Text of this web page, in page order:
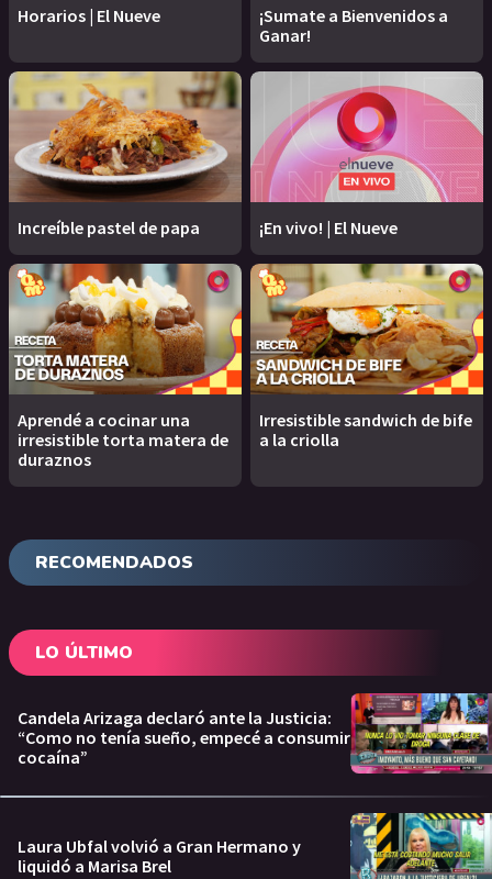
Horarios | El Nueve
¡Sumate a Bienvenidos a
Ganar!
Increíble pastel de papa ¡En vivo! | El Nueve
Aprendé a cocinar una
irresistible torta matera de
duraznos
Irresistible sandwich de bife
a la criolla
RECOMENDADOS
LO ÚLTIMO
Candela Arizaga declaró ante la Justicia:
“Como no tenía sueño, empecé a consumir
cocaína”
Laura Ubfal volvió a Gran Hermano y
liquidó a Marisa Brel